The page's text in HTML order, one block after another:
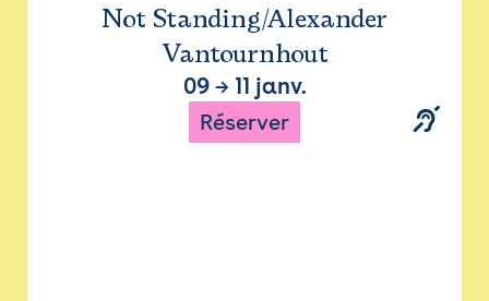
Not Standing/Alexander
Vantournhout
09→ 11 janv.
Réserver